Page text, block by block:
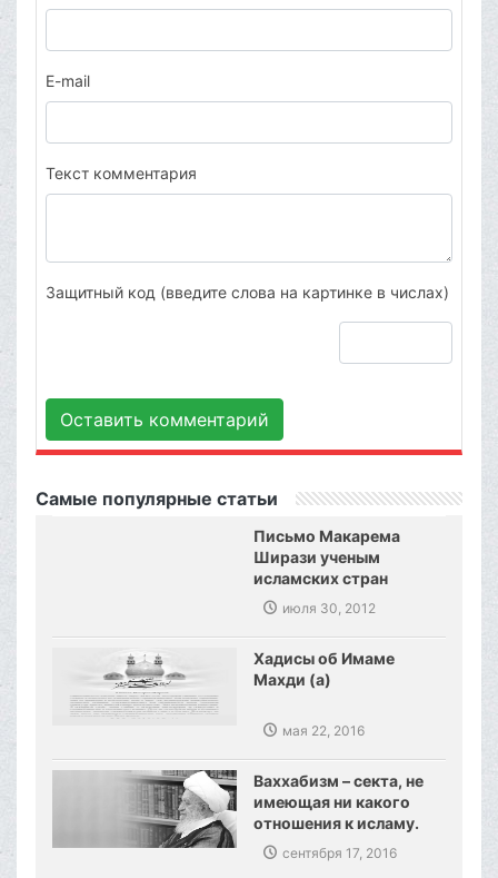
E-mail
Текст комментария
Защитный код (введите слова на картинке в числах)
Оставить комментарий
Самые популярные статьи
Письмо Макарема
Ширази ученым
исламских стран
июля 30, 2012
Хадисы об Имаме
Махди (а)
мая 22, 2016
Ваххабизм – секта, не
имеющая ни какого
отношения к исламу.
Созданы предпосылки,
сокрушения
сентября 17, 2016